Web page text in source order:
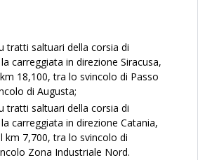
tratti saltuari della corsia di
carreggiata in direzione Siracusa,
18,100, tra lo svincolo di Passo
di Augusta;
tratti saltuari della corsia di
carreggiata in direzione Catania,
km 7,700, tra lo svincolo di
Zona Industriale Nord.